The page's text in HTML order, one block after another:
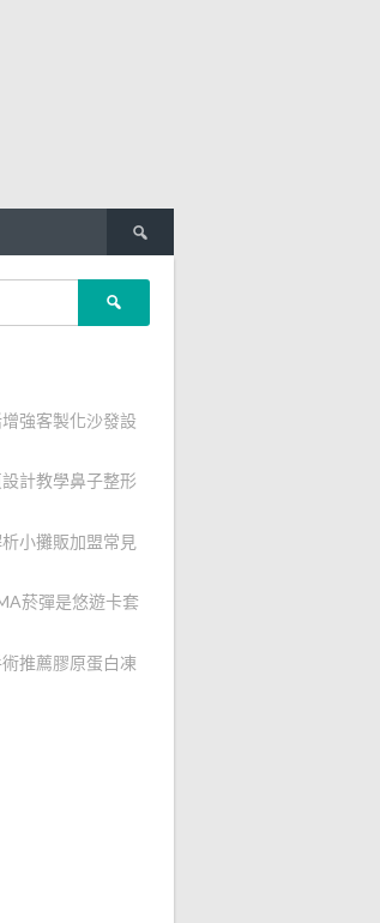
尋
關
鍵
強客製化沙發設
計教學鼻子整形
小攤販加盟常見
菸彈是悠遊卡套
推薦膠原蛋白凍